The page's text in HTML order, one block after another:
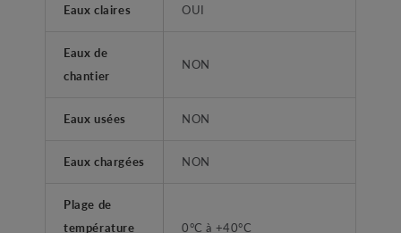
Eaux claires OUI
Eaux de
chantier
NON
Eaux usées NON
Eaux chargées NON
Plage de
température
0°C à +40°C